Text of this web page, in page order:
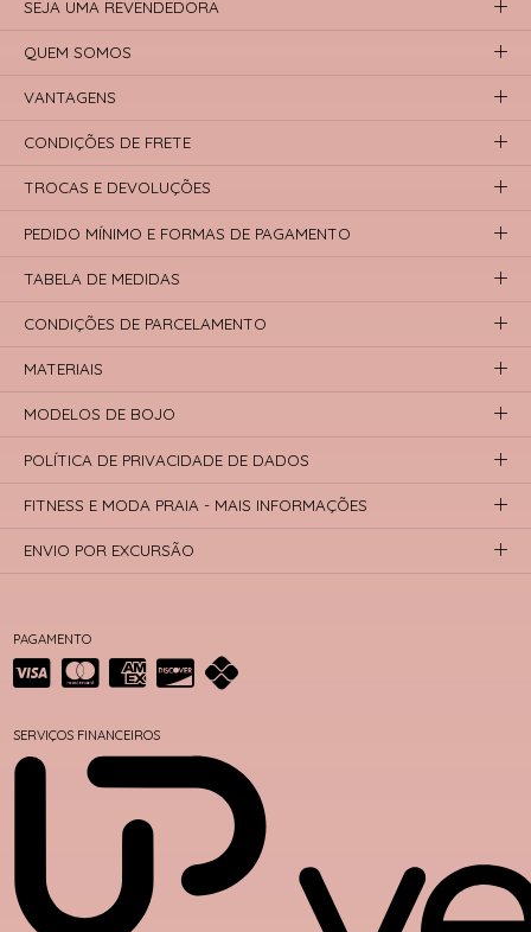
PAGAMENTO
SERVIÇOS FINANCEIROS
SEJA UMA REVENDEDORA
QUEM SOMOS
VANTAGENS
CONDIÇÕES DE FRETE
TROCAS E DEVOLUÇÕES
PEDIDO MÍNIMO E FORMAS DE PAGAMENTO
TABELA DE MEDIDAS
CONDIÇÕES DE PARCELAMENTO
MATERIAIS
MODELOS DE BOJO
POLÍTICA DE PRIVACIDADE DE DADOS
FITNESS E MODA PRAIA - MAIS INFORMAÇÕES
ENVIO POR EXCURSÃO